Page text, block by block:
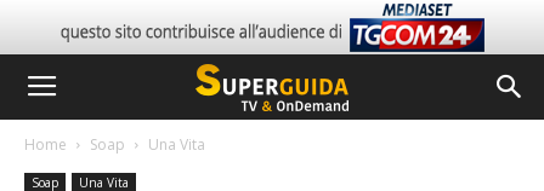
Home Soap Una Vita
Soap Una Vita